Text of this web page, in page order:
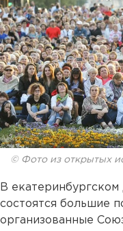
© Фото из открытых
В
состоятся большие
организованные